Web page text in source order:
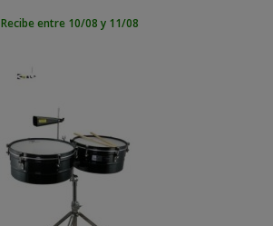
Recibe entre 10/08 y 11/08